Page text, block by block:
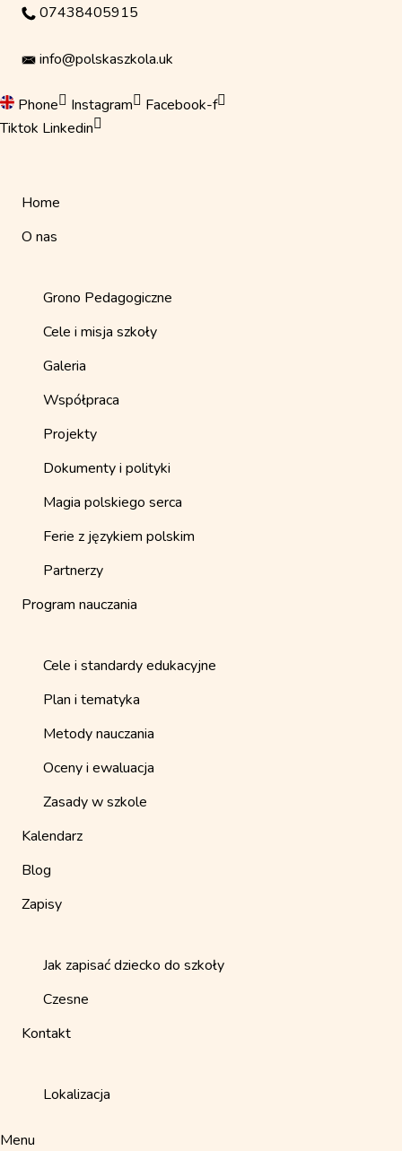
Skip
content
07438405915
info@polskaszkola.uk
Phone Instagram
Facebook-f
Tiktok Linkedin
Home
O nas
Grono Pedagogiczne
Cele i misja szkoły
Galeria
Współpraca
Projekty
Dokumenty i polityki
Magia polskiego serca
Ferie z językiem polskim
Partnerzy
Program nauczania
Cele i standardy edukacyjne
Plan i tematyka
Metody nauczania
Oceny i ewaluacja
Zasady w szkole
Kalendarz
Blog
Zapisy
Jak zapisać dziecko do szkoły
Czesne
Kontakt
Lokalizacja
Menu